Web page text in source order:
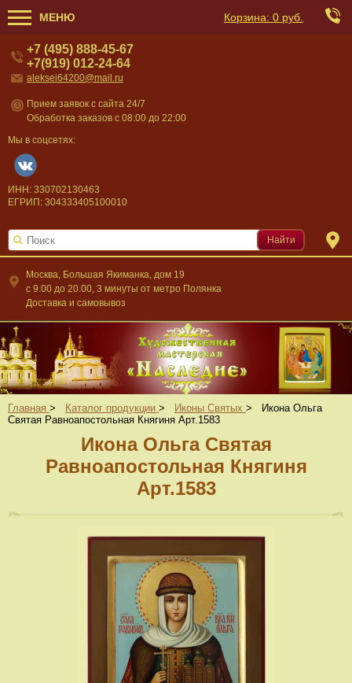
МЕНЮ Корзина: 0 руб.
Москва, Большая Якиманка, дом 19
c 9.00 до 20.00, 3 минуты от метро Полянка
Доставка и самовывоз
+7 (495) 888-45-67
+7(919) 012-24-64
aleksei64200@mail.ru
Прием заявок с сайта 24/7
Обработка заказов с 08:00 до 22:00
Мы в соцсетях:
ИНН: 330702130463
ЕГРИП: 304333405100010
Найти
Главная > Каталог продукции > Иконы Святых >
Икона Ольга
Святая Равноапостольная Княгиня Арт.1583
Икона Ольга Святая
Равноапостольная Княгиня
Арт.1583